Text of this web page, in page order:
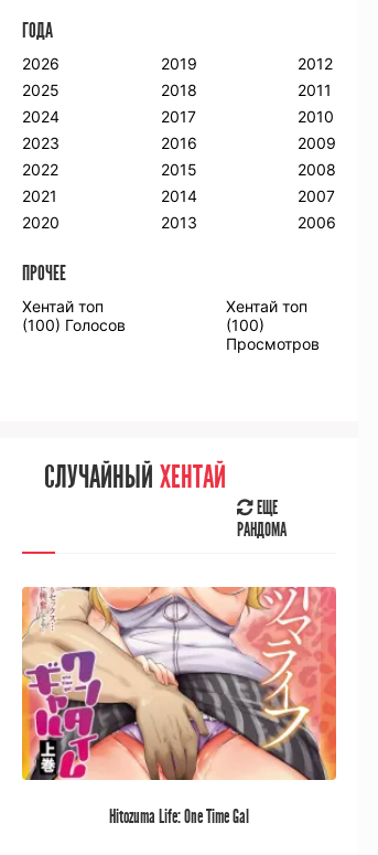
2023
2022
2021
2020
2019
2018
2017
2016
2013
2012
2011
2010
2009
2008
2005
2004
2003
2002
2001
2000
ПРОЧЕЕ
Аниме фильмы Аниме OVA
СЛУЧАЙНОЕ АНИМЕ
РАНДОМА
ВЫ НЕДАВНОСМОТРЕЛИ
[/senpainoticeme]
САМЫЙ ПОПУЛЯРНЫЙ АНИМЕ
ГОДА
2026
2025
2024
2023
2022
2021
2020
2019
2018
2017
2016
2015
2014
2013
2012
2011
2010
2009
2008
2007
2006
ПРОЧЕЕ
Хентай топ
(100) Голосов
Хентай топ
(100)
Просмотров
СЛУЧАЙНЫЙ ХЕНТАЙ
ЕЩЕ
РАНДОМА
Hitozuma Life: One Time Gal